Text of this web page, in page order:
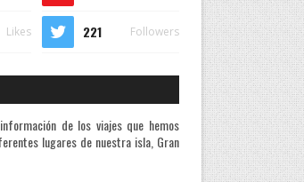
Likes 221 Followers
de los viajes que hemos
lugares de nuestra isla, Gran